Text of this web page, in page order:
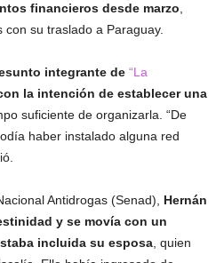
financieros desde marzo
su traslado a Paraguay.
integrante de “La
la intención de establecer una
suficiente de organizarla. “De
haber instalado alguna red
Antidrogas (Senad), Hernán
y se movía con un
incluida su esposa , quien